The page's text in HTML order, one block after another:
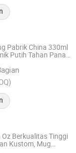
Pabrik China 330ml
Putih Tahan Panas
Kemasan
Kosong 11oz
2025
Berkualitas Tinggi
Kustom, Mug